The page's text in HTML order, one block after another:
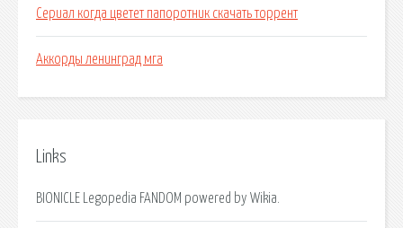
Сериал когда цветет папоротник скачать торрент
Аккорды ленинград мга
Links
BIONICLE Legopedia FANDOM powered by Wikia.